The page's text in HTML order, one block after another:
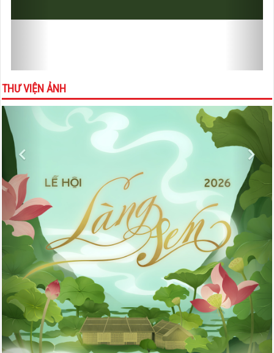
THƯ VIỆN ẢNH
Previous